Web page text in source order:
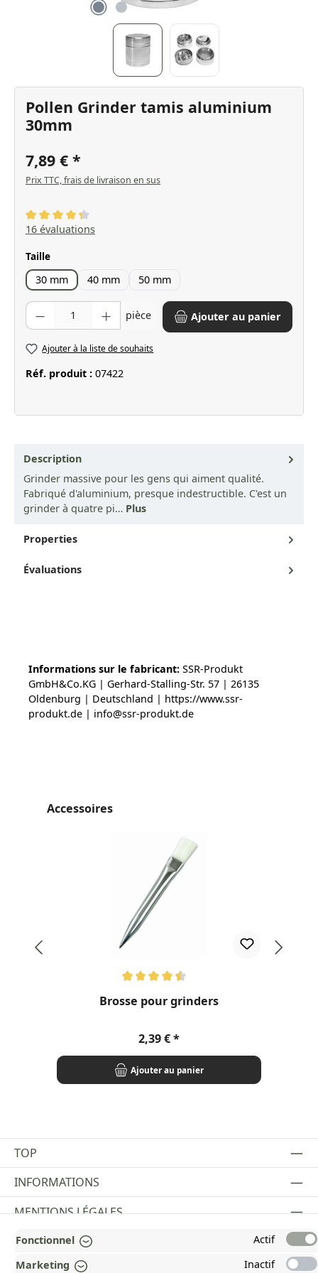
Pollen Grinder tamis aluminium
30mm
7,89 €
Prix TTC, frais de livraison en sus
Note moyenne de 4.31 sur 5 étoiles
16 évaluations
Sélectionnez
Taille
30 mm 40 mm 50 mm
Quantité de produit : Entrez la quantité souhaitée ou utilisez les
pièce Ajouter au panier
Ajouter à la liste de souhaits
Réf. produit : 07422
Description
Grinder massive pour les gens qui aiment qualité.
Fabriqué d'aluminium, presque indestructible. C'est un
grinder à quatre pi… Plus
Properties
Évaluations
Informations sur le fabricant: SSR-Produkt
GmbH&Co.KG | Gerhard-Stalling-Str. 57 | 26135
Oldenburg | Deutschland | https://www.ssr-
produkt.de | info@ssr-produkt.de
Ignorer la galerie de produits
Accessoires
Brosse pour grinders
Prix régulier :
2,39 €
Ajouter au panier
TOP
INFORMATIONS
MENTIONS LÉGALES
PAYMENT AND SHIPPING METHODS
Fonctionnel
Actif
Marketing
Inactif